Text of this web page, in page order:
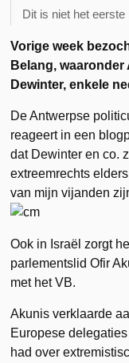
Dit is niet het
Vorige week
Belang,
Dewinter, enkele
De Antwerpse
reageert in een
dat Dewinter en co.
extreemrechts
van mijn vijanden
Ook in Israël zorgt
parlementslid Ofir
met het VB.
Akunis verklaarde
Europese
had over